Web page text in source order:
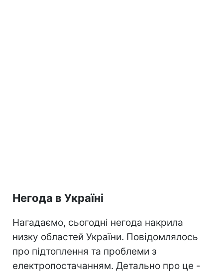
Негода в Україні
Нагадаємо, сьогодні негода накрила
низку областей України. Повідомлялось
про підтоплення та проблеми з
електропостачанням. Детально про це -